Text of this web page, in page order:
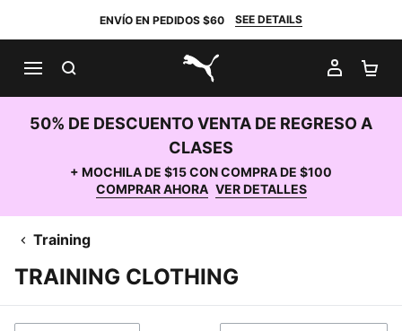
ENVÍO EN PEDIDOS $60 SEE DETAILS
PUMA.com
MI
50% DE DESCUENTO VENTA DE REGRESO A
CLASES
+ MOCHILA DE $15 CON COMPRA DE $100
COMPRAR AHORA VER DETALLES
Training
TRAINING CLOTHING